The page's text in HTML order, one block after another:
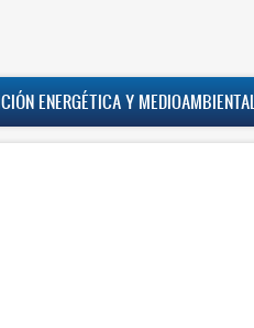
ENERGÉTICA Y MEDIOAMBIENTAL